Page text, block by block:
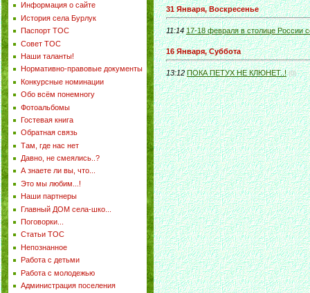
Информация о сайте
История села Бурлук
Паспорт ТОС
Совет ТОС
Наши таланты!
Нормативно-правовые документы
Конкурсные номинации
Обо всём понемногу
Фотоальбомы
Гостевая книга
Обратная связь
Там, где нас нет
Давно, не смеялись..?
А знаете ли вы, что...
Это мы любим...!
Наши партнеры
Главный ДОМ села-шко...
Поговорки...
Статьи ТОС
Непознанное
Работа с детьми
Работа с молодежью
Администрация поселения
31 Января, Воскресенье
11:14 17-18 февраля в столице России
16 Января, Суббота
13:12 ПОКА ПЕТУХ НЕ КЛЮНЕТ..! (0)